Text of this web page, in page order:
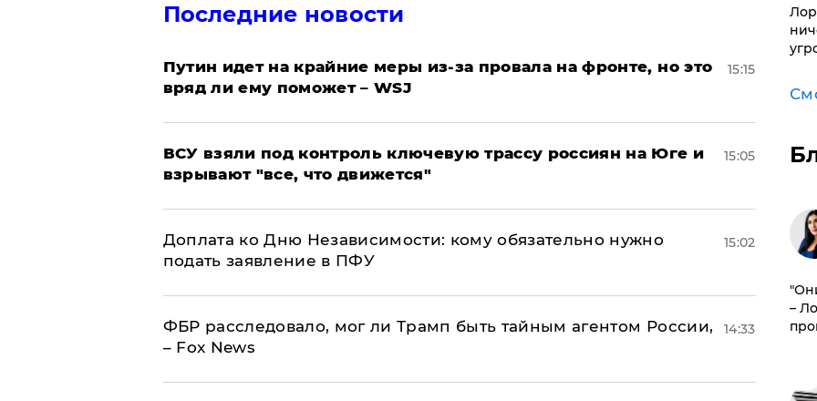
Последние новости
Путин идет на крайние меры из-за провала на фронте, но это
вряд ли ему поможет – WSJ
15:15
ВСУ взяли под контроль ключевую трассу россиян на Юге и
взрывают "все, что движется"
15:05
Доплата ко Дню Независимости: кому обязательно нужно
подать заявление в ПФУ
15:02
ФБР расследовало, мог ли Трамп быть тайным агентом России,
– Fox News
14:33
–